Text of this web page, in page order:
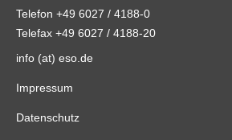
Telefon +49 6027 / 4188-0
Telefax +49 6027 / 4188-20
info (at) eso.de
Impressum
Datenschutz